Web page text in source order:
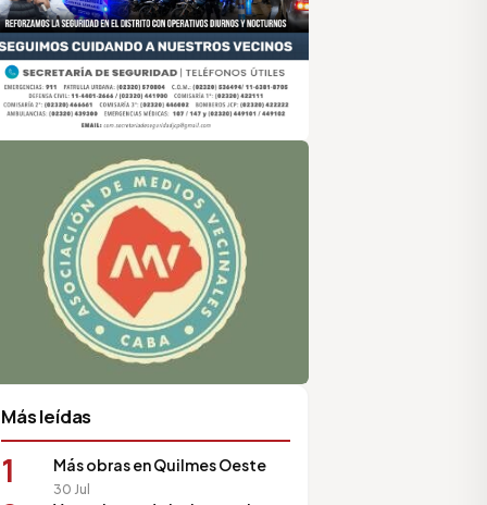
de Medios Vecinales
Más leídas
1 Más obras en Quilmes Oeste
30 Jul